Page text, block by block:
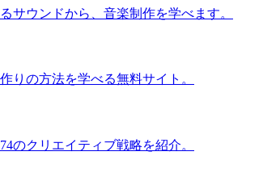
サウンドから、音楽制作を学べます。
りの方法を学べる無料サイト。
のクリエイティブ戦略を紹介。